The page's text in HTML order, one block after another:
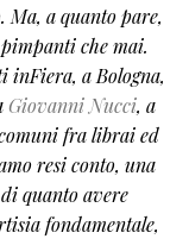
Ma, a quanto pare,
che mai.
a Bologna,
Giovanni Nucci, a
fra librai ed
resi conto, una
quanto avere
sia fondamentale,